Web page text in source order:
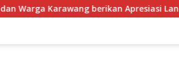
berikan Apresiasi Langkah Cepat Bupati